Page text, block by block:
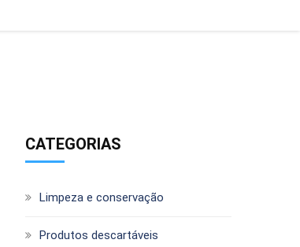
CATEGORIAS
Limpeza e conservação
Produtos descartáveis